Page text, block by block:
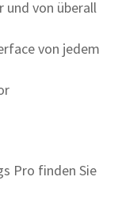
und von überall
von jedem
Pro finden Sie